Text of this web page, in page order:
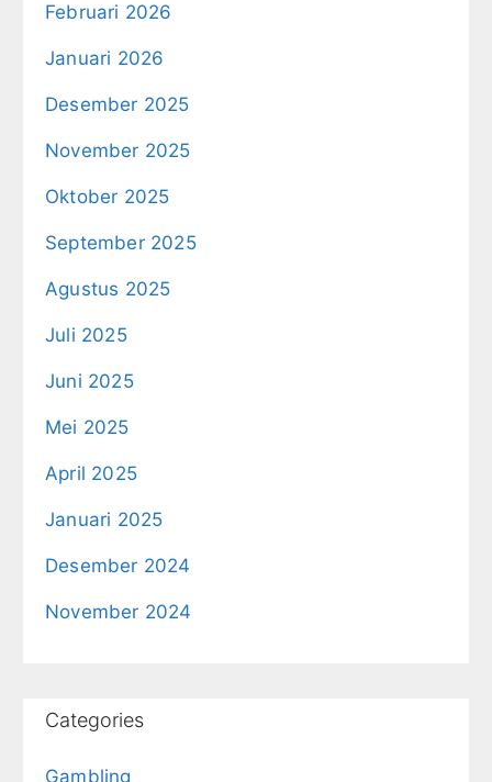
Februari 2026
Januari 2026
Desember 2025
November 2025
Oktober 2025
September 2025
Agustus 2025
Juli 2025
Juni 2025
Mei 2025
April 2025
Januari 2025
Desember 2024
November 2024
Categories
Gambling